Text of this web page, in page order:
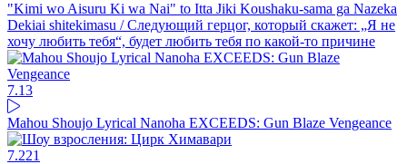
"Kimi wo Aisuru Ki wa Nai" to Itta Jiki Koushaku-sama ga Nazeka
Dekiai shitekimasu / Следующий герцог, который скажет: „Я не
хочу любить тебя“, будет любить тебя по какой-то причине
7.13
Mahou Shoujo Lyrical Nanoha EXCEEDS: Gun Blaze Vengeance
7.221